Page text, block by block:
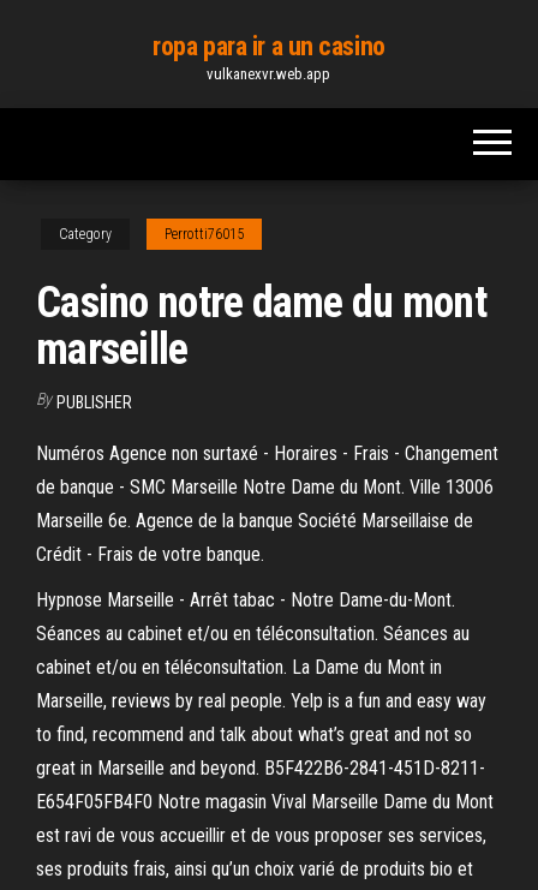
content
ropa para ir a un casino
vulkanexvr.web.app
Category Perrotti76015
Casino notre dame du mont
marseille
By PUBLISHER
Numéros Agence non surtaxé - Horaires - Frais - Changement
de banque - SMC Marseille Notre Dame du Mont. Ville 13006
Marseille 6e. Agence de la banque Société Marseillaise de
Crédit - Frais de votre banque.
Hypnose Marseille - Arrêt tabac - Notre Dame-du-Mont.
Séances au cabinet et/ou en téléconsultation. Séances au
cabinet et/ou en téléconsultation. La Dame du Mont in
Marseille, reviews by real people. Yelp is a fun and easy way
to find, recommend and talk about what’s great and not so
great in Marseille and beyond. B5F422B6-2841-451D-8211-
E654F05FB4F0 Notre magasin Vival Marseille Dame du Mont
est ravi de vous accueillir et de vous proposer ses services,
ses produits frais, ainsi qu’un choix varié de produits bio et